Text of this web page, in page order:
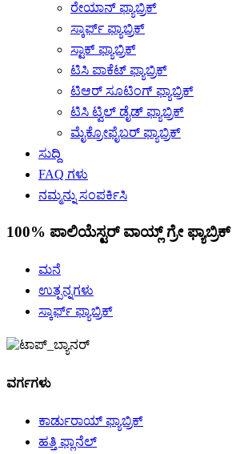
ರೇಯಾನ್ ಫ್ಯಾಬ್ರಿಕ್
ಸ್ಕಾರ್ಫ್ ಫ್ಯಾಬ್ರಿಕ್
ಸ್ಟಾಕ್ ಫ್ಯಾಬ್ರಿಕ್
ಟಿಸಿ ಪಾಕೆಟ್ ಫ್ಯಾಬ್ರಿಕ್
ಟಿಆರ್ ಸೂಟಿಂಗ್ ಫ್ಯಾಬ್ರಿಕ್
ಟಿಸಿ ಟ್ವಿಲ್ ಡೈಡ್ ಫ್ಯಾಬ್ರಿಕ್
ಮೈಕ್ರೋಫೈಬರ್ ಫ್ಯಾಬ್ರಿಕ್
ಸುದ್ದಿ
FAQ ಗಳು
ನಮ್ಮನ್ನು ಸಂಪರ್ಕಿಸಿ
100% ಪಾಲಿಯೆಸ್ಟರ್ ವಾಯ್ಲ್ ಗ್ರೇ ಫ್ಯಾಬ್ರಿಕ್
ಮನೆ
ಉತ್ಪನ್ನಗಳು
ಸ್ಕಾರ್ಫ್ ಫ್ಯಾಬ್ರಿಕ್
ವರ್ಗಗಳು
ಕಾರ್ಡುರಾಯ್ ಫ್ಯಾಬ್ರಿಕ್
ಹತ್ತಿ ಫ್ಲಾನೆಲ್